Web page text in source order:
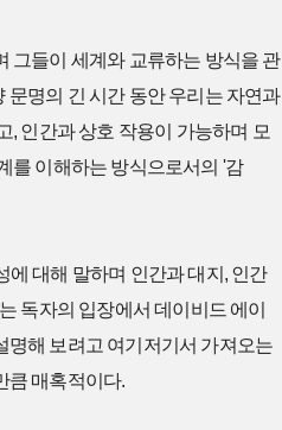
그들이 세계와 교류하는 방식을 관
명의 긴 시간 동안 우리는 자연과
, 인간과 상호 작용이 가능하며 모
를 이해하는 방식으로서의 '감
대해 말하며 인간과 대지, 인간
독자의 입장에서 데이비드 에이
명해 보려고 여기저기서 가져오는
큼 매혹적이다.